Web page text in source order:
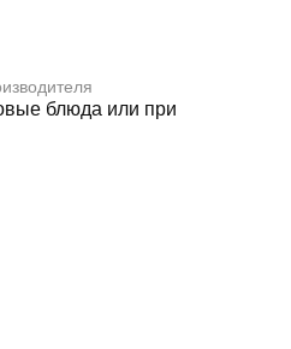
блюда или при